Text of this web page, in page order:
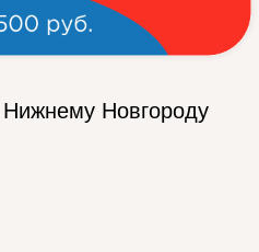
Новгороду